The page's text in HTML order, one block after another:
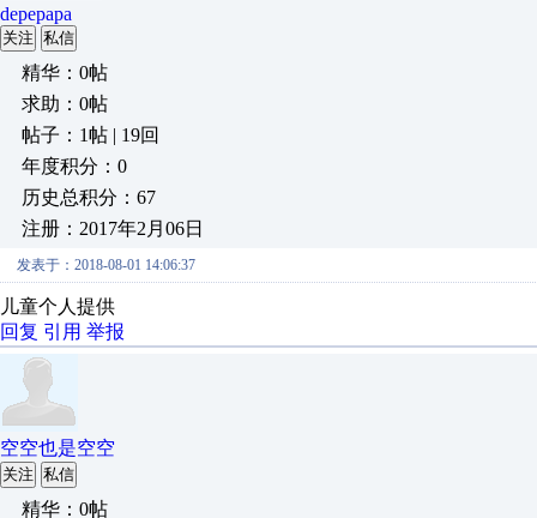
depepapa
关注 私信
精华：0帖
求助：0帖
帖子：1帖 | 19回
年度积分：0
历史总积分：67
注册：2017年2月06日
发表于：2018-08-01 14:06:37
儿童个人提供
回复 引用 举报
空空也是空空
关注 私信
精华：0帖